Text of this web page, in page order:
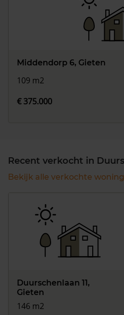
Middendorp 6, Gieten
109 m2
€ 375.000
Recent verkocht in
Bekijk alle verkochte
Duurschenlaan 11,
Gieten
146 m2